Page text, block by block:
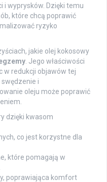
i wyprysków. Dzięki temu
które chcą poprawić
ryzyko
jakie olej kokosowy
. Jego właściwości
w redukcji objawów tej
i
oleju może poprawić
dzięki kwasom
co jest korzystne dla
które pomagają w
poprawiająca komfort